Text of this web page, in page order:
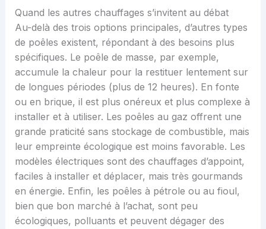
Quand les autres chauffages s’invitent au débat
Au-delà des trois options principales, d’autres types
de poêles existent, répondant à des besoins plus
spécifiques. Le poêle de masse, par exemple,
accumule la chaleur pour la restituer lentement sur
de longues périodes (plus de 12 heures). En fonte
ou en brique, il est plus onéreux et plus complexe à
installer et à utiliser. Les poêles au gaz offrent une
grande praticité sans stockage de combustible, mais
leur empreinte écologique est moins favorable. Les
modèles électriques sont des chauffages d’appoint,
faciles à installer et déplacer, mais très gourmands
en énergie. Enfin, les poêles à pétrole ou au fioul,
bien que bon marché à l’achat, sont peu
écologiques, polluants et peuvent dégager des